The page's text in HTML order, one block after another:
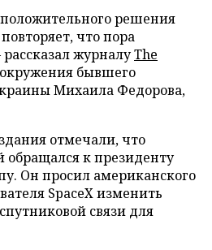
решения
что пора
журналуThe
бывшего
Михаила Федорова,
отмечали, что
к президенту
Он просил американского
SpaceX изменить
связи для